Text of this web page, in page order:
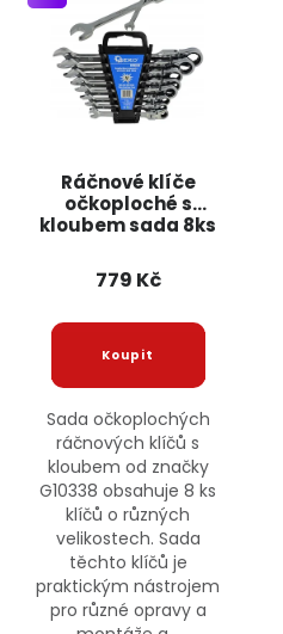
Ráčnové klíče
očkoploché s
kloubem sada 8ks
GEKO
779 Kč
Sada očkoplochých
ráčnových klíčů s
kloubem od značky
G10338 obsahuje 8 ks
klíčů o různých
velikostech. Sada
těchto klíčů je
praktickým nástrojem
pro různé opravy a